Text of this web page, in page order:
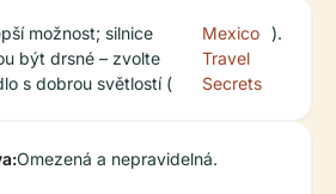
možnost; silnice
být drsné – zvolte
s dobrou světlostí (
Mexico
Travel
Secrets
).
Omezená a nepravidelná.